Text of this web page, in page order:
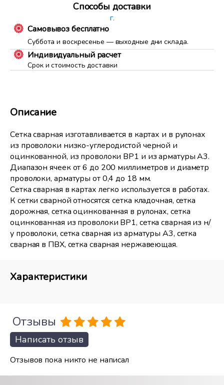
Способы доставки
г.
Самовывоз бесплатно
Суббота и воскресенье — выходные дни склада.
Индивидуальный расчет
Срок и стоимость доставки
Описание
Сетка сварная изготавливается в картах и в рулонах
из проволоки низко-углеродистой черной и
оцинкованной, из проволоки ВР1 и из арматуры А3.
Диапазон ячеек от 6 до 200 миллиметров и диаметр
проволоки, арматуры от 0,4 до 18 мм.
Сетка сварная в картах легко используется в работах.
К сетки сварной относятся: сетка кладочная, сетка
дорожная, сетка оцинкованная в рулонах, сетка
оцинкованная из проволоки ВР1, сетка сварная из н/
у проволоки, сетка сварная из арматуры А3, сетка
сварная в ПВХ, сетка сварная нержавеющая.
Характеристики
Отзывы
Написать отзыв
Отзывов пока никто не написал